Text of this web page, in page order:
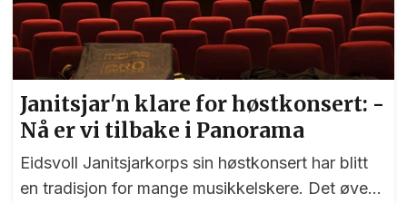
Janitsjar'n klare for høstkonsert: -
Nå er vi tilbake i Panorama
Eidsvoll Janitsjarkorps sin høstkonsert har blitt
en tradisjon for mange musikkelskere. Det øves